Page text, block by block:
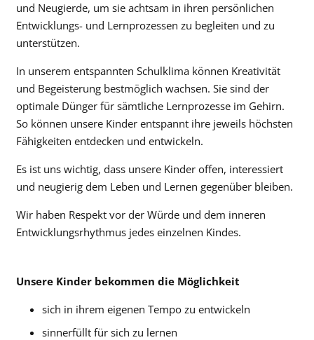
und Neugierde, um sie achtsam in ihren persönlichen
Entwicklungs- und Lernprozessen zu begleiten und zu
unterstützen.
In unserem entspannten Schulklima können Kreativität
und Begeisterung bestmöglich wachsen. Sie sind der
optimale Dünger für sämtliche Lernprozesse im Gehirn.
So können unsere Kinder entspannt ihre jeweils höchsten
Fähigkeiten entdecken und entwickeln.
Es ist uns wichtig, dass unsere Kinder offen, interessiert
und neugierig dem Leben und Lernen gegenüber bleiben.
Wir haben Respekt vor der Würde und dem inneren
Entwicklungsrhythmus jedes einzelnen Kindes.
Unsere Kinder bekommen die Möglichkeit
sich in ihrem eigenen Tempo zu entwickeln
sinnerfüllt für sich zu lernen